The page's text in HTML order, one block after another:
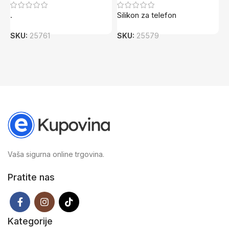
.
SKU: 25761
Silikon za telefon
SKU: 25579
Vaša sigurna online trgovina.
Pratite nas
Kategorije